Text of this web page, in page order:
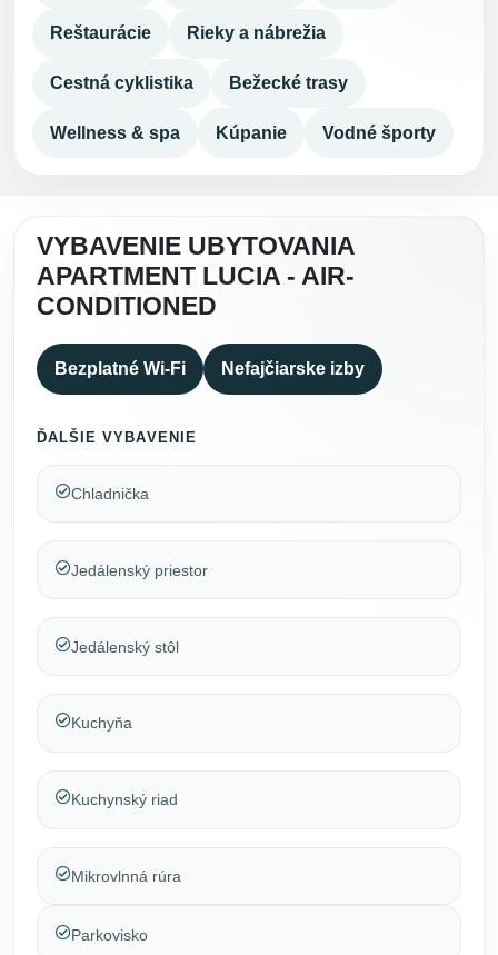
Reštaurácie Rieky a nábrežia
Cestná cyklistika Bežecké trasy
Wellness & spa Kúpanie Vodné športy
VYBAVENIE UBYTOVANIA
APARTMENT LUCIA - AIR-
CONDITIONED
Bezplatné Wi-Fi Nefajčiarske izby
ĎALŠIE VYBAVENIE
Chladnička
Jedálenský priestor
Jedálenský stôl
Kuchyňa
Kuchynský riad
Mikrovlnná rúra
Parkovisko